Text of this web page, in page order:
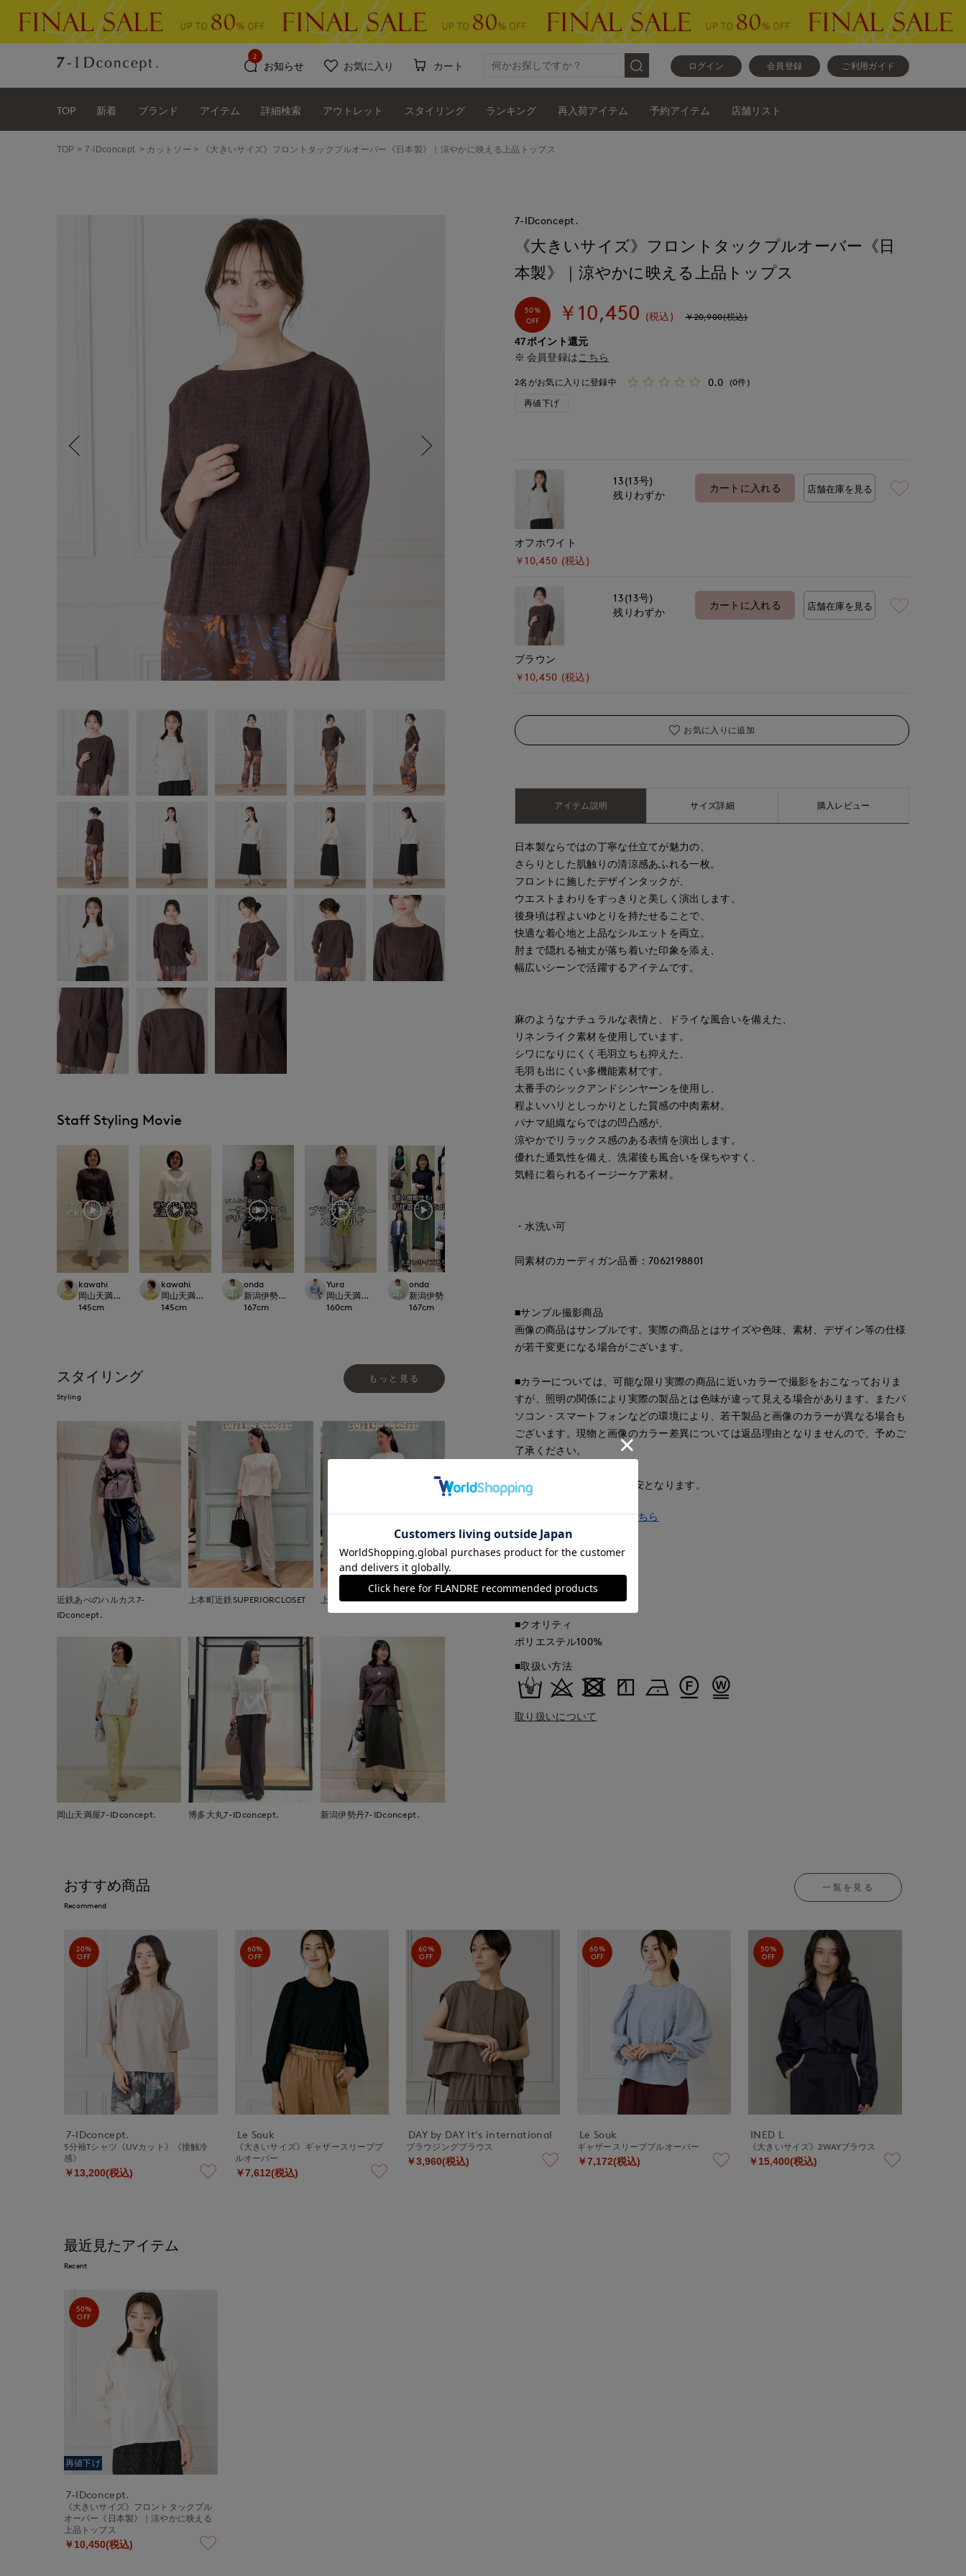
ログイン 会員登録 ご利用ガイド
お知らせ
2
お気に入り カート
TOP 新着 ブランド アイテム 詳細検索 アウトレット スタイリング ランキング 再入荷アイテム 予約アイテム 店舗リスト
TOP 7-IDconcept. カットソー 《大きいサイズ》フロントタックプルオーバー《日本製》｜涼やかに映える上品トップス
Staff Styling Movie
kawahi
岡山天満屋7-IDconcept.
145cm
kawahi
岡山天満屋7-IDconcept.
145cm
onda
新潟伊勢丹7-IDconcept.
167cm
Yura
岡山天満屋7-IDconcept.
160cm
onda
新潟伊勢丹7-IDconcept.
167cm
スタイリング
Styling
もっと見る
近鉄あべのハルカス7-
IDconcept.
上本町近鉄SUPERIORCLOSET 上本町近鉄SUPERIORCLOSET
岡山天満屋7-IDconcept. 博多大丸7-IDconcept. 新潟伊勢丹7-IDconcept.
7-IDconcept.
《大きいサイズ》フロントタックプルオーバー《日
本製》｜涼やかに映える上品トップス
50%
OFF
￥10,450 (税込) ￥20,900(税込)
47ポイント還元
会員登録は こちら
2名がお気に入りに登録中 0.0
(0件)
再値下げ
オフホワイト
￥10,450 (税込)
13(13号)
残りわずか
カートに入れる 店舗在庫を見る
ブラウン
￥10,450 (税込)
13(13号)
残りわずか
カートに入れる 店舗在庫を見る
お気に入りに追加
アイテム説明 サイズ詳細 購入レビュー
日本製ならではの丁寧な仕立てが魅力の、
さらりとした肌触りの清涼感あふれる一枚。
フロントに施したデザインタックが、
ウエストまわりをすっきりと美しく演出します。
後身頃は程よいゆとりを持たせることで、
快適な着心地と上品なシルエットを両立。
肘まで隠れる袖丈が落ち着いた印象を添え、
幅広いシーンで活躍するアイテムです。
麻のようなナチュラルな表情と、ドライな風合いを備えた、
リネンライク素材を使用しています。
シワになりにくく毛羽立ちも抑えた、
毛羽も出にくい多機能素材です。
太番手のシックアンドシンヤーンを使用し、
程よいハリとしっかりとした質感の中肉素材。
パナマ組織ならではの凹凸感が、
涼やかでリラックス感のある表情を演出します。
優れた通気性を備え、洗濯後も風合いを保ちやすく、
気軽に着られるイージーケア素材。
・水洗い可
同素材のカーディガン品番：7062198801
■サンプル撮影商品
画像の商品はサンプルです。実際の商品とはサイズや色味、素材、デザイン等の仕様
が若干変更になる場合がございます。
■カラーについては、可能な限り実際の商品に近いカラーで撮影をおこなっておりま
すが、照明の関係により実際の製品とは色味が違って見える場合があります。またパ
ソコン・スマートフォンなどの環境により、若干製品と画像のカラーが異なる場合も
ございます。現物と画像のカラー差異については返品理由となりませんので、予めご
了承ください。
■サイズ表記はあくまで目安となります。
同素材のカーディガンはこちら
■品番
62190802
■原産国
日本製
■クオリティ
ポリエステル100%
■取扱い方法
取り扱いについて
おすすめ商品
Recommend
一覧を見る
20%
OFF
7-IDconcept.
5分袖Tシャツ《UVカット》《接触冷
感》
￥13,200(税込)
60%
OFF
Le Souk
《大きいサイズ》ギャザースリーブプ
ルオーバー
￥7,612(税込)
60%
OFF
DAY by DAY It's international
ブラウジングブラウス
￥3,960(税込)
60%
OFF
Le Souk
ギャザースリーブプルオーバー
￥7,172(税込)
50%
OFF
INED L
《大きいサイズ》2WAYブラウス
￥15,400(税込)
最近見たアイテム
Recent
50%
OFF
再値下げ
7-IDconcept.
《大きいサイズ》フロントタックプル
オーバー《日本製》｜涼やかに映える
上品トップス
￥10,450(税込)